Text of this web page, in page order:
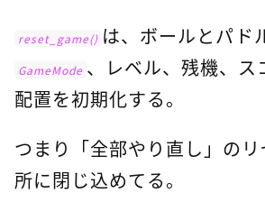
reset_game() は、ボールとパド
GameMode 、レベル、残機、ス
配置を初期化する。
つまり「全部やり直し」の
所に閉じ込めてる。